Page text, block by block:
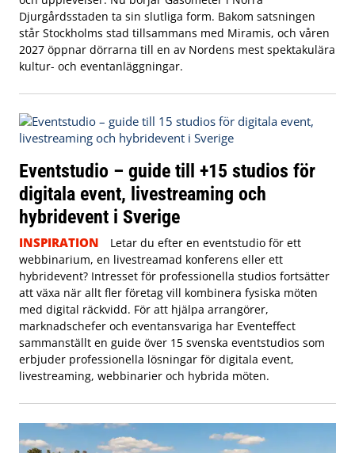
Djurgårdsstaden ta sin slutliga form. Bakom satsningen
står Stockholms stad tillsammans med Miramis, och våren
2027 öppnar dörrarna till en av Nordens mest spektakulära
kultur- och eventanläggningar.
Eventstudio – guide till +15 studios för
digitala event, livestreaming och
hybridevent i Sverige
INSPIRATION
Letar du efter en eventstudio för ett
webbinarium, en livestreamad konferens eller ett
hybridevent? Intresset för professionella studios fortsätter
att växa när allt fler företag vill kombinera fysiska möten
med digital räckvidd. För att hjälpa arrangörer,
marknadschefer och eventansvariga har Eventeffect
sammanställt en guide över 15 svenska eventstudios som
erbjuder professionella lösningar för digitala event,
livestreaming, webbinarier och hybrida möten.